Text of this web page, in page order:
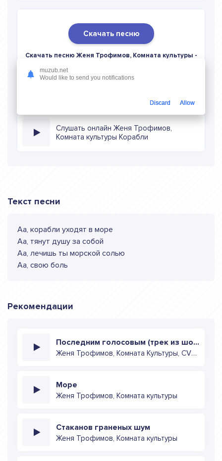
Скачать песню
Скачать песню Женя Трофимов, Комната культуры -
бесплатно или слушать музыку в режиме онлайн
Слушать онлайн Женя Трофимов,
Комната культуры Корабли
Текст песни
Аа, корабли уходят в море
Аа, тянут душу за собой
Аа, лечишь ты морской солью
Аа, свою боль
Рекомендации
Последним голосовым (трек из шоу 3 кота)
Женя Трофимов, Комната Культуры, CVPELV
Море
Женя Трофимов, Комната культуры
Стаканов граненых шум
Женя Трофимов, Комната культуры
muzub.net
Would like to send you notifications
Discard Allow